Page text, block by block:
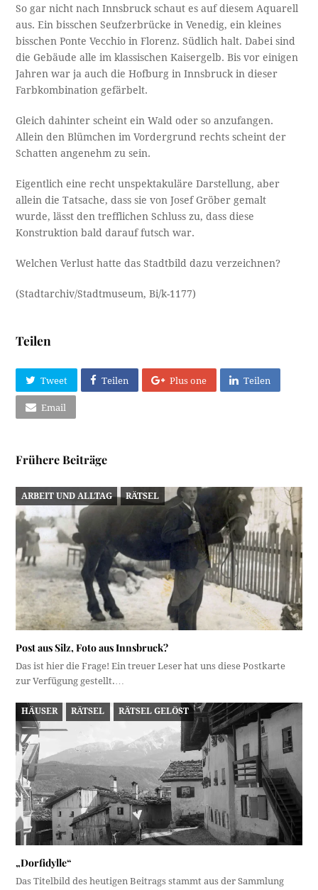
So gar nicht nach Innsbruck schaut es auf diesem Aquarell
aus. Ein bisschen Seufzerbrücke in Venedig, ein kleines
bisschen Ponte Vecchio in Florenz. Südlich halt. Dabei sind
die Gebäude alle im klassischen Kaisergelb. Bis vor einigen
Jahren war ja auch die Hofburg in Innsbruck in dieser
Farbkombination gefärbelt.
Gleich dahinter scheint ein Wald oder so anzufangen.
Allein den Blümchen im Vordergrund rechts scheint der
Schatten angenehm zu sein.
Eigentlich eine recht unspektakuläre Darstellung, aber
allein die Tatsache, dass sie von Josef Gröber gemalt
wurde, lässt den trefflichen Schluss zu, dass diese
Konstruktion bald darauf futsch war.
Welchen Verlust hatte das Stadtbild dazu verzeichnen?
(Stadtarchiv/Stadtmuseum, Bi/k-1177)
Teilen
Tweet Teilen Plus one Teilen
Email
Frühere Beiträge
ARBEIT UND ALLTAG RÄTSEL
Post aus Silz, Foto aus Innsbruck?
Das ist hier die Frage! Ein treuer Leser hat uns diese Postkarte
zur Verfügung gestellt.…
HÄUSER RÄTSEL RÄTSEL GELÖST
„Dorfidylle“
Das Titelbild des heutigen Beitrags stammt aus der Sammlung